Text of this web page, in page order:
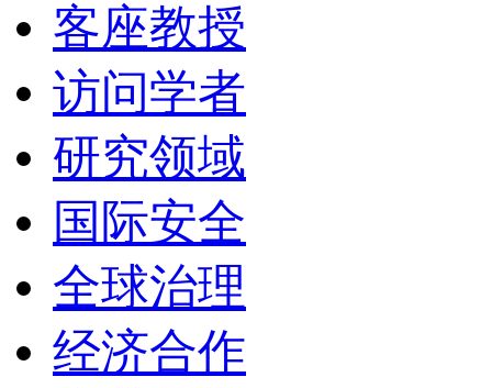
客座教授
访问学者
研究领域
国际安全
全球治理
经济合作